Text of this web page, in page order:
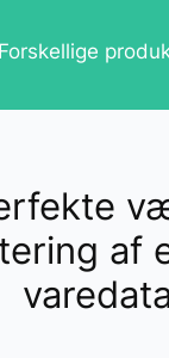
Forskellige
af